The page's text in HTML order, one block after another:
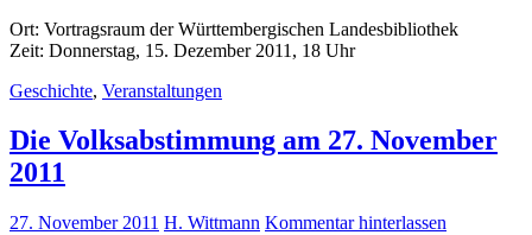
Ort: Vortragsraum der Württembergischen Landesbibliothek
Zeit: Donnerstag, 15. Dezember 2011, 18 Uhr
Geschichte, Veranstaltungen
Die Volksabstimmung am 27. November
2011
27. November 2011 H. Wittmann Kommentar hinterlassen